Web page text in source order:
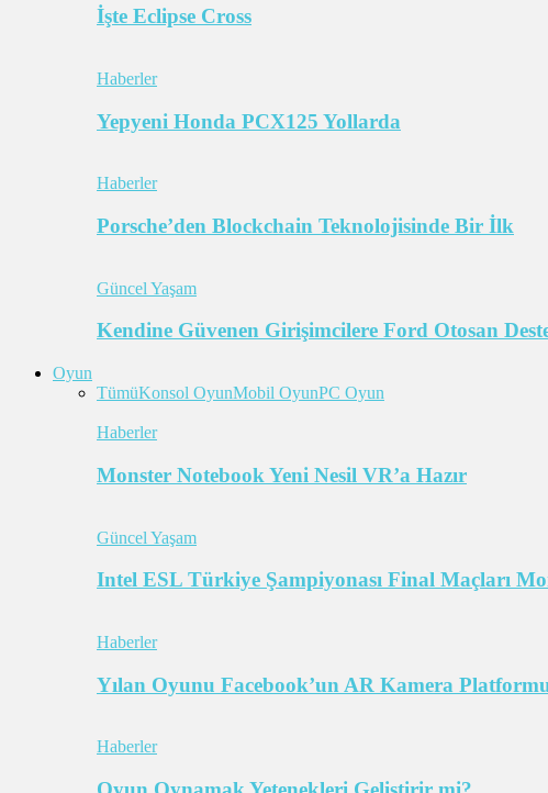
İşte Eclipse Cross
Haberler
Yepyeni Honda PCX125 Yollarda
Haberler
Porsche’den Blockchain Teknolojisinde Bir İlk
Güncel Yaşam
Kendine Güvenen Girişimcilere Ford Otosan
Oyun
TümüKonsol OyunMobil OyunPC Oyun
Haberler
Monster Notebook Yeni Nesil VR’a Hazır
Güncel Yaşam
Intel ESL Türkiye Şampiyonası Final Maçları
Haberler
Yılan Oyunu Facebook’un AR Kamera
Haberler